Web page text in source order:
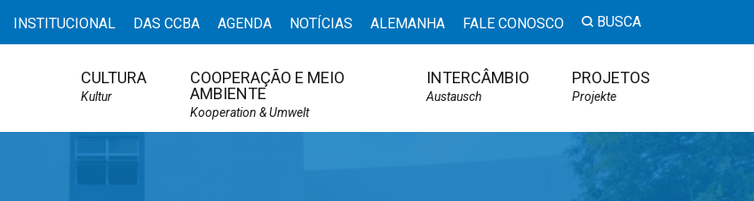
INSTITUCIONAL DAS CCBA AGENDA NOTÍCIAS ALEMANHA FALE CONOSCO BUSCA
CULTURA
Kultur
COOPERAÇÃO E MEIO
AMBIENTE
Kooperation & Umwelt
INTERCÂMBIO
Austausch
PROJETOS
Projekte